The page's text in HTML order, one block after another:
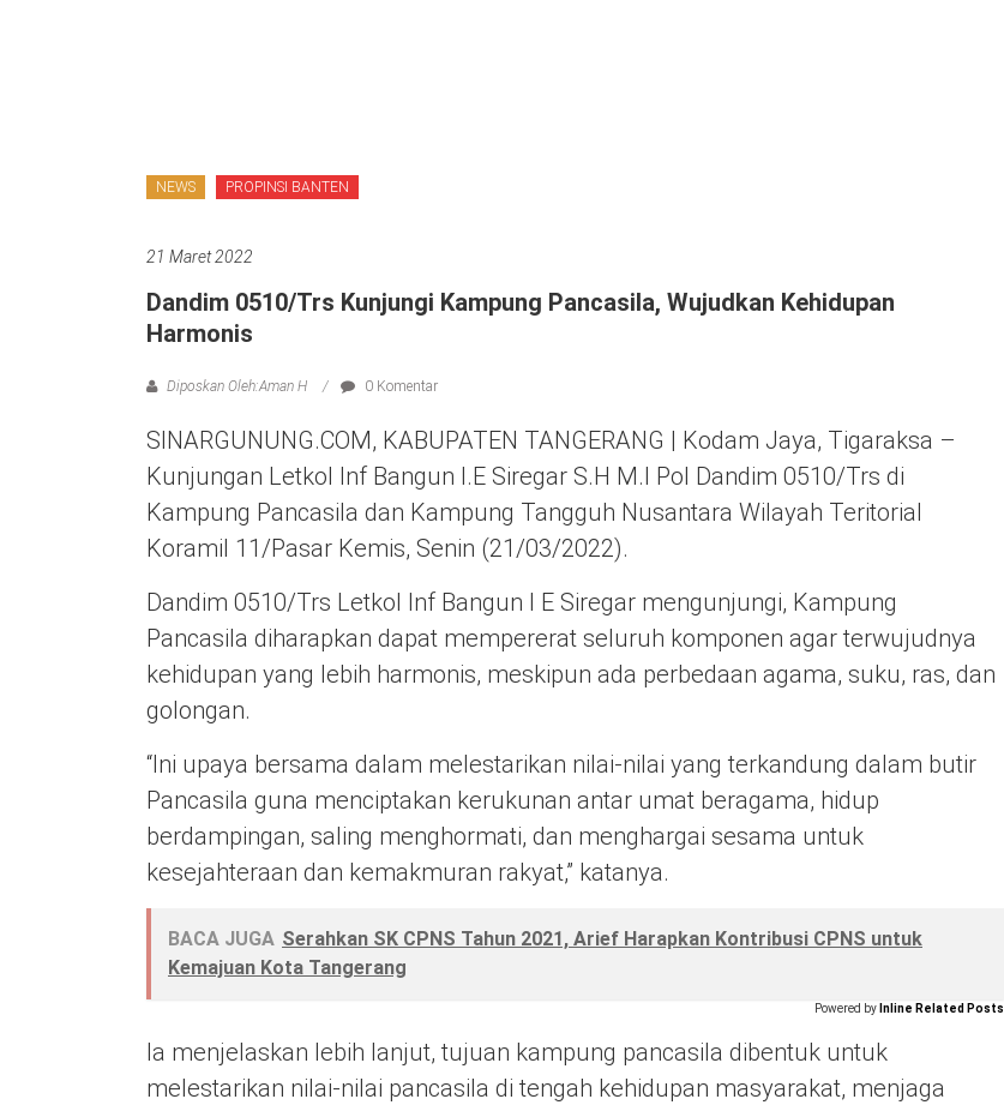
NEWS PROPINSI BANTEN
21 Maret 2022
Dandim 0510/Trs Kunjungi Kampung Pancasila, Wujudkan Kehidupan
Harmonis
Diposkan Oleh:Aman H 0 Komentar
SINARGUNUNG.COM, KABUPATEN TANGERANG | Kodam Jaya, Tigaraksa –
Kunjungan Letkol Inf Bangun I.E Siregar S.H M.I Pol Dandim 0510/Trs di
Kampung Pancasila dan Kampung Tangguh Nusantara Wilayah Teritorial
Koramil 11/Pasar Kemis, Senin (21/03/2022).
Dandim 0510/Trs Letkol Inf Bangun I E Siregar mengunjungi, Kampung
Pancasila diharapkan dapat mempererat seluruh komponen agar terwujudnya
kehidupan yang lebih harmonis, meskipun ada perbedaan agama, suku, ras, dan
golongan.
“Ini upaya bersama dalam melestarikan nilai-nilai yang terkandung dalam butir
Pancasila guna menciptakan kerukunan antar umat beragama, hidup
berdampingan, saling menghormati, dan menghargai sesama untuk
kesejahteraan dan kemakmuran rakyat,” katanya.
BACA JUGA Serahkan SK CPNS Tahun 2021, Arief Harapkan Kontribusi CPNS untuk
Kemajuan Kota Tangerang
Powered by Inline Related Posts
Ia menjelaskan lebih lanjut, tujuan kampung pancasila dibentuk untuk
melestarikan nilai-nilai pancasila di tengah kehidupan masyarakat, menjaga